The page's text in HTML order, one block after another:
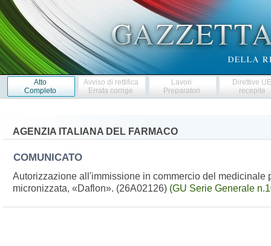
Atto
Completo
Avviso di rettifica
Errata corrige
Lavori
Preparatori
Direttive
recepite
AGENZIA ITALIANA DEL FARMACO
COMUNICATO
Autorizzazione all'immissione in commercio del
micronizzata, «Daflon». (26A02126) (GU Serie Generale